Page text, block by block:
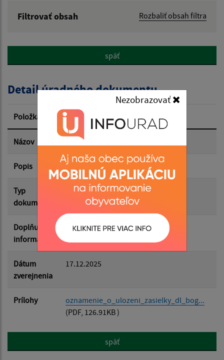
Nezobrazovať
Filtrovať obsah Rozbaliť obsah filtra
Popis:
Dátum zverejnenia od:
Dátum zverejnenia do:
Filtrovať Reset
späť
Detail úradného dokumentu
Položka Informácia
Názov Oznámenie o uložení zásielky
Popis BOGDANOVÁ Viera
Typ
dokumentu
Uložené zásielky
Doplňujúce
informácie
Dátum
zverejnenia
17.12.2025
Prílohy
oznamenie_o_ulozeni_zasielky_dl_bog...
(PDF, 126.91KB )
späť